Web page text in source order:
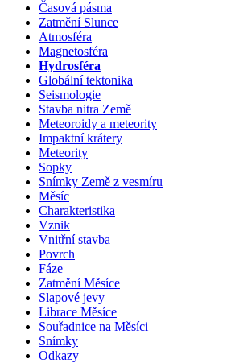
Časová pásma
Zatmění Slunce
Atmosféra
Magnetosféra
Hydrosféra
Globální tektonika
Seismologie
Stavba nitra Země
Meteoroidy a meteority
Impaktní krátery
Meteority
Sopky
Snímky Země z vesmíru
Měsíc
Charakteristika
Vznik
Vnitřní stavba
Povrch
Fáze
Zatmění Měsíce
Slapové jevy
Librace Měsíce
Souřadnice na Měsíci
Snímky
Odkazy